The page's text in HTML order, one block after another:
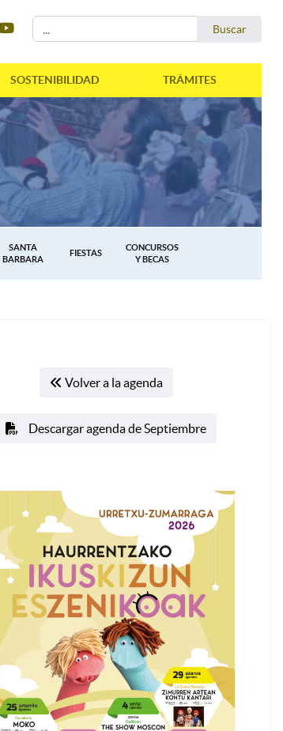
Buscar
SOSTENIBILIDAD TRÁMITES
SANTA
BARBARA
FIESTAS
CONCURSOS
Y BECAS
Volver a la agenda
Descargar agenda de Septiembre